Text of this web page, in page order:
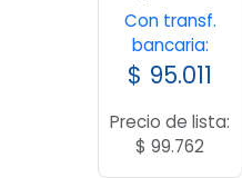
Con transf.
bancaria:
$ 95.011
Precio de lista:
$ 99.762